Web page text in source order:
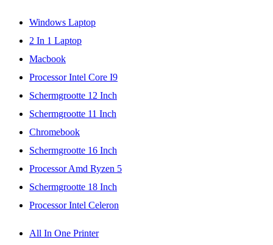
Windows Laptop
2 In 1 Laptop
Macbook
Processor Intel Core I9
Schermgrootte 12 Inch
Schermgrootte 11 Inch
Chromebook
Schermgrootte 16 Inch
Processor Amd Ryzen 5
Schermgrootte 18 Inch
Processor Intel Celeron
All In One Printer